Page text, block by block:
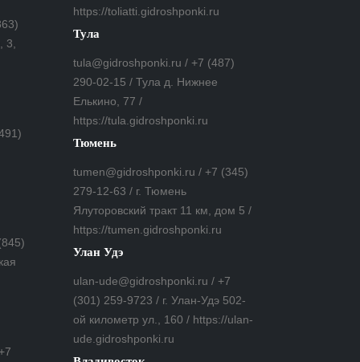
3,
https://toliatti.gidroshponki.ru
Тула
tula@gidroshponki.ru / +7 (487)
290-02-15 / Тула д. Нижнее
Елькино, 77 /
https://tula.gidroshponki.ru
Тюмень
tumen@gidroshponki.ru / +7 (345)
279-12-63 / г. Тюмень
Ялуторовский тракт 11 км, дом 5 /
https://tumen.gidroshponki.ru
Улан Удэ
ulan-ude@gidroshponki.ru / +7
(301) 259-9723 / г. Улан-Удэ 502-
ой километр ул., 160 / https://ulan-
ude.gidroshponki.ru